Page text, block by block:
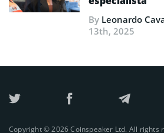
By Leonardo
13th, 2025
Copyright © 2026 Coinspeaker Ltd. All rights